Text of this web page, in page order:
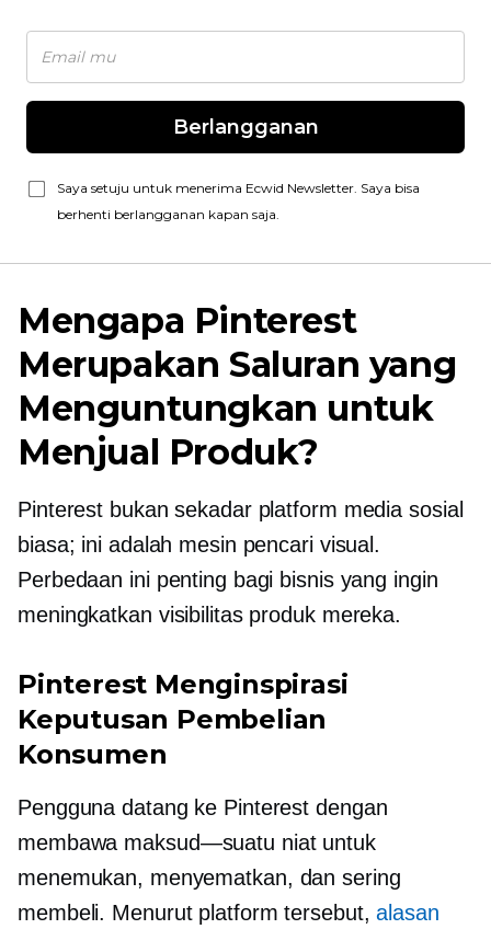
Berlangganan
Saya setuju untuk menerima Ecwid Newsletter. Saya bisa
berhenti berlangganan kapan saja.
Mengapa Pinterest
Merupakan Saluran yang
Menguntungkan untuk
Menjual Produk?
Pinterest bukan sekadar platform media sosial
biasa; ini adalah mesin pencari visual.
Perbedaan ini penting bagi bisnis yang ingin
meningkatkan visibilitas produk mereka.
Pinterest Menginspirasi
Keputusan Pembelian
Konsumen
Pengguna datang ke Pinterest dengan
membawa maksud—suatu niat untuk
menemukan, menyematkan, dan sering
membeli. Menurut platform tersebut,alasan